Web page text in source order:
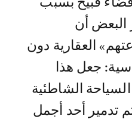
البعض أن
العقارية دون
جعل هذا
السياحة الشاطئية
تدمير أحد أجمل